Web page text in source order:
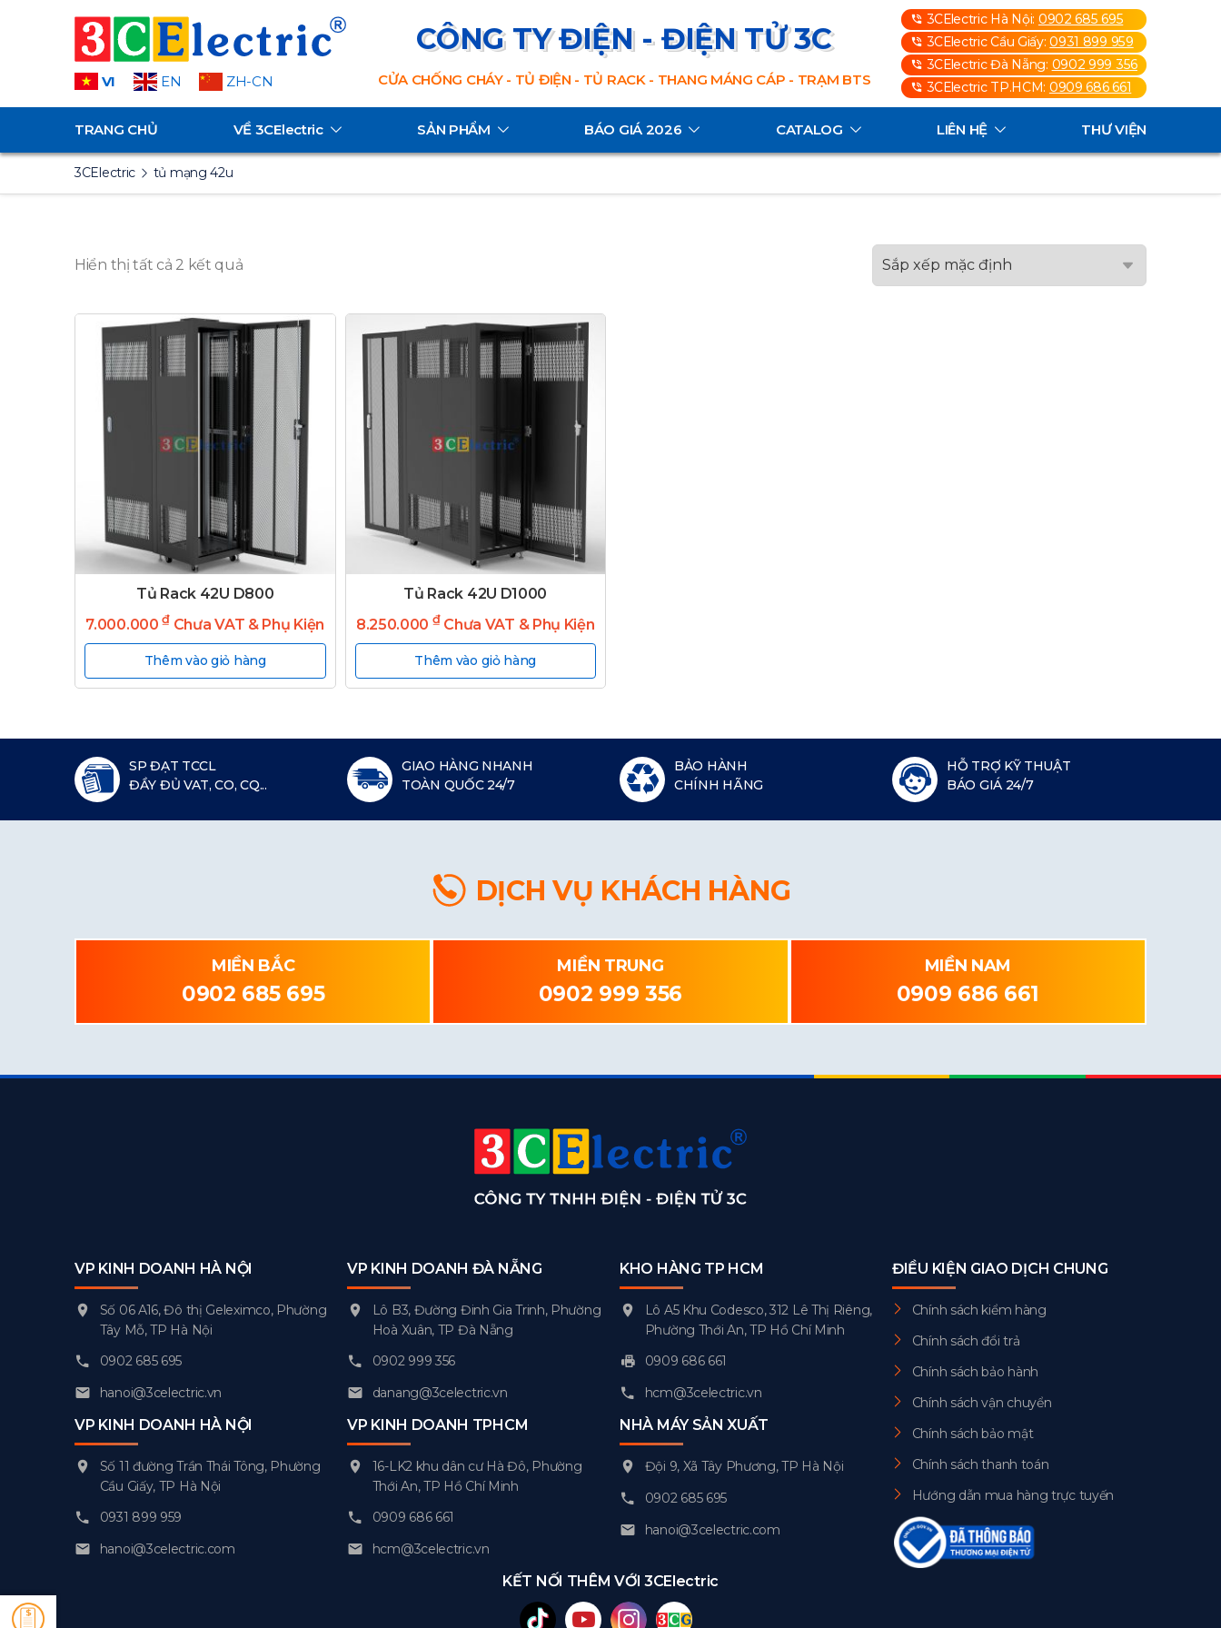
VI EN ZH-CN
CÔNG TY ĐIỆN - ĐIỆN TỬ 3C
CỬA CHỐNG CHÁY - TỦ ĐIỆN - TỦ RACK - THANG MÁNG CÁP - TRẠM BTS
3CElectric Hà Nội: 0902 685 695
3CElectric Cầu Giấy:0931 899 959
3CElectric Đà Nẵng: 0902 999 356
3CElectric TP.HCM: 0909 686 661
TRANG CHỦ VỀ 3CElectric SẢN PHẨM BÁO GIÁ 2026 CATALOG LIÊN HỆ THƯ VIỆN
3CElectric tủ mạng 42u
Hiển thị tất cả 2 kết quả
Tủ Rack 42U D800
7.000.000₫ Chưa VAT & Phụ Kiện
Thêm vào giỏ hàng
Tủ Rack 42U D1000
8.250.000 ₫ Chưa VAT & Phụ Kiện
Thêm vào giỏ hàng
SP ĐẠT TCCL
ĐẦY ĐỦ VAT, CO, CQ...
GIAO HÀNG NHANH
TOÀN QUỐC 24/7
BẢO HÀNH
CHÍNH HÃNG
HỖ TRỢ KỸ THUẬT
BÁO GIÁ 24/7
DỊCH VỤ KHÁCH HÀNG
MIỀN BẮC
0902 685 695
MIỀN TRUNG
0902 999 356
MIỀN NAM
0909 686 661
VP KINH DOANH HÀ NỘI
Số 06 A16, Đô thị Geleximco, Phường
Tây Mỗ, TP Hà Nội
0902 685 695
hanoi@3celectric.vn
VP KINH DOANH HÀ NỘI
Số 11 đường Trần Thái Tông, Phường
Cầu Giấy, TP Hà Nội
0931 899 959
hanoi@3celectric.com
VP KINH DOANH ĐÀ NẴNG
Lô B3, Đường Đinh Gia Trinh, Phường
Hoà Xuân, TP Đà Nẵng
0902 999 356
danang@3celectric.vn
VP KINH DOANH TPHCM
16-LK2 khu dân cư Hà Đô, Phường
Thới An, TP Hồ Chí Minh
0909 686 661
hcm@3celectric.vn
KHO HÀNG TP HCM
Lô A5 Khu Codesco, 312 Lê Thị Riêng,
Phường Thới An, TP Hồ Chí Minh
0909 686 661
hcm@3celectric.vn
NHÀ MÁY SẢN XUẤT
Đội 9, Xã Tây Phương, TP Hà Nội
0902 685 695
hanoi@3celectric.com
ĐIỀU KIỆN GIAO DỊCH CHUNG
Chính sách kiểm hàng
Chính sách đổi trả
Chính sách bảo hành
Chính sách vận chuyển
Chính sách bảo mật
Chính sách thanh toán
Hướng dẫn mua hàng trực tuyến
KẾT NỐI THÊM VỚI 3CElectric